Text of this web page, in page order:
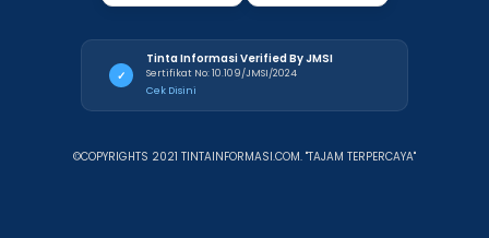
✓
Tinta Informasi Verified By JMSI
Sertifikat No: 10.109/JMSI/2024
Cek Disini
©COPYRIGHTS 2021 TINTAINFORMASI.COM. "TAJAM TERPERCAYA"